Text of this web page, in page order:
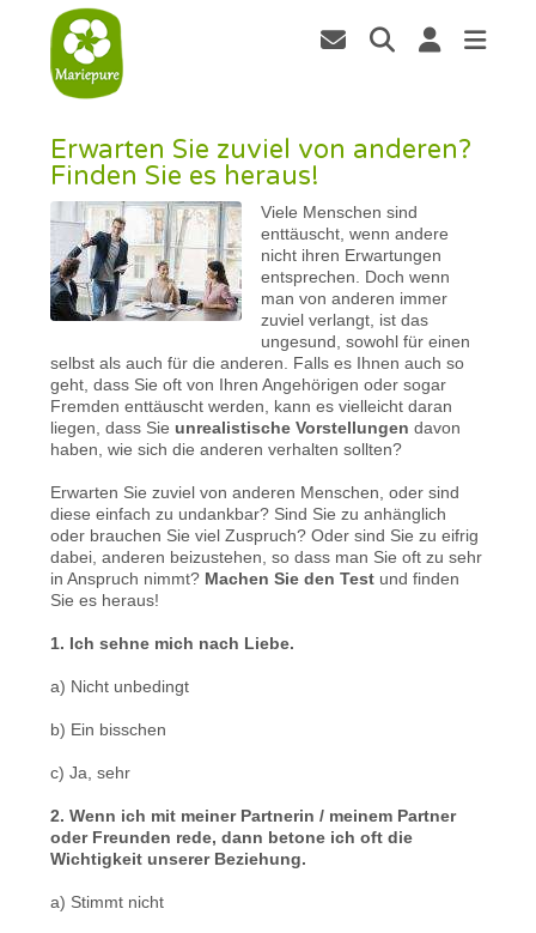
Erwarten Sie zuviel von anderen?
Finden Sie es heraus!
Viele Menschen sind
enttäuscht, wenn andere
nicht ihren Erwartungen
entsprechen. Doch wenn
man von anderen immer
zuviel verlangt, ist das
ungesund, sowohl für einen
selbst als auch für die anderen. Falls es Ihnen auch so
geht, dass Sie oft von Ihren Angehörigen oder sogar
Fremden enttäuscht werden, kann es vielleicht daran
liegen, dass Sie unrealistische Vorstellungendavon
haben, wie sich die anderen verhalten sollten?
Erwarten Sie zuviel von anderen Menschen, oder sind
diese einfach zu undankbar? Sind Sie zu anhänglich
oder brauchen Sie viel Zuspruch? Oder sind Sie zu eifrig
dabei, anderen beizustehen, so dass man Sie oft zu sehr
in Anspruch nimmt? Machen Sie den Test und finden
Sie es heraus!
1. Ich sehne mich nach Liebe.
a) Nicht unbedingt
b) Ein bisschen
c) Ja, sehr
2. Wenn ich mit meiner Partnerin / meinem Partner
oder Freunden rede, dann betone ich oft die
Wichtigkeit unserer Beziehung.
a) Stimmt nicht